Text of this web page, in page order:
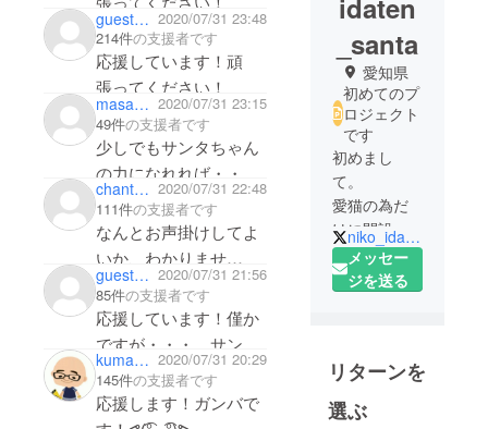
guest7e9b5f9a54e4 2020/07/31 23:48
214件の支援者です
応援しています！頑
張ってください！
masa1004 2020/07/31 23:15
49件の支援者です
少しでもサンタちゃん
の力になれれば・・・
応援しています！頑
張ってください！
chantotanto 2020/07/31 22:48
111件の支援者です
なんとお声掛けしてよ
いか、わかりませ
ん。。。でも、僅かで
すが、サンタちゃんの
手助けができたら、
と…そう思います。
guest96a6eacb5e64 2020/07/31 21:56
85件の支援者です
応援しています！僅か
ですが・・・。サンタ
ちゃんの治療が、望む
ようにできますよう
kumabozu_taroh 2020/07/31 20:29
145件の支援者です
応援します！ガンバで
_santa
愛知県
初めてのプ
ロジェクト
です
初めまし
て。
愛猫の為だ
けに開設し
ました。
よろしくお
niko_idaten
メッセー
ジを送る
リターンを
選ぶ